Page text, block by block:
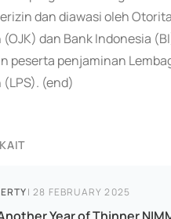
dan diawasi oleh
(OJK) dan Bank Indonesia
peserta penjaminan
(end)
|28 FEBRUARY 2025